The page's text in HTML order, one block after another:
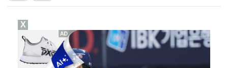
"황정민, '어우 섹시하네' 마음의 소리였다 시인해" …
아이들, '톰보이'까지 MV 4억뷰 돌파…통산 3번째 …
X